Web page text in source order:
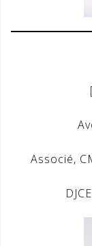
Associé,